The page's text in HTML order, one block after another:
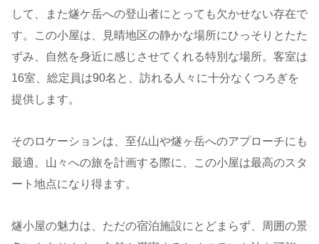
して、また燧ケ岳への登山者にとっても欠かせない存在で
す。この小屋は、見晴地区の静かな場所にひっそりとたた
ずみ、自然を身近に感じさせてくれる特別な場所。客室は
16室、総定員は90名と、訪れる人々に十分なくつろぎを
提供します。
そのロケーションは、至仏山や燧ヶ岳へのアプローチにも
最適。山々への旅を計画する際に、この小屋は最高のスタ
ート地点になり得ます。
燧小屋の魅力は、ただの宿泊施設にとどまらず、周囲の景